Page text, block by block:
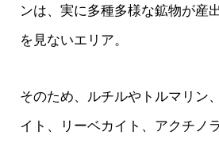
ンは、実に多種多様な鉱物が産
を見ないエリア。
そのため、ルチルやトルマリン
イト、リーベカイト、アクチノ